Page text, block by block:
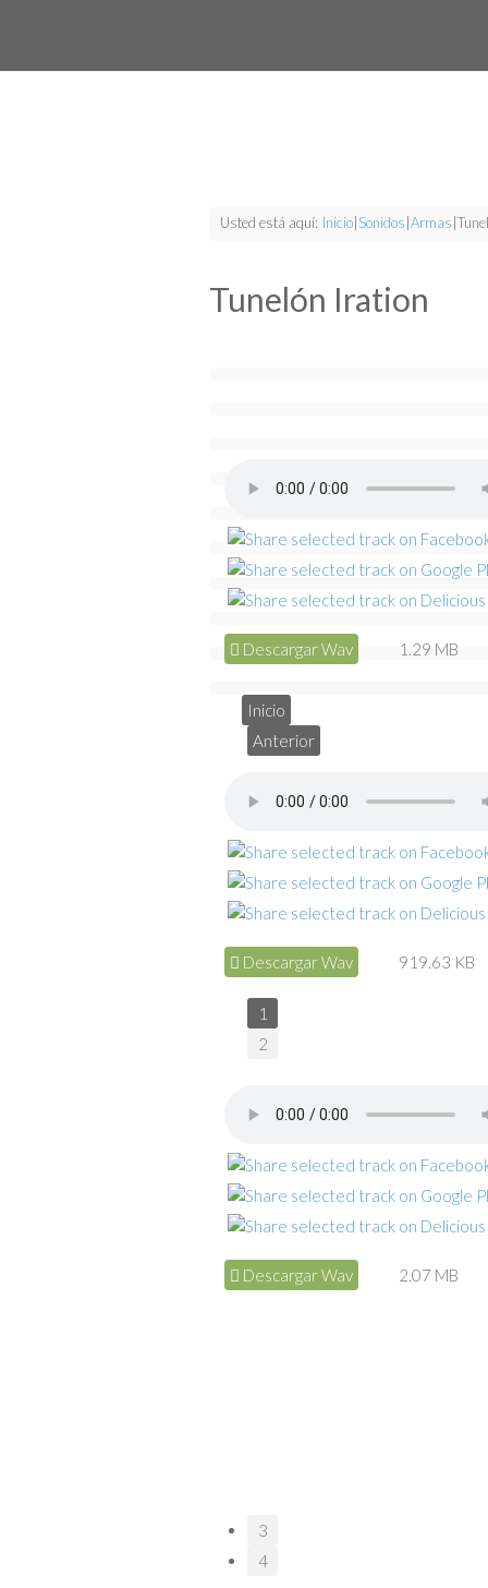
Usted está aquí: Inicio Sonidos Armas
Tunelón Iration
Descargar Wav 1.29 MB
Descargar Wav 919.63 KB
Descargar Wav 2.07 MB
Inicio
Anterior
1
2
3
4